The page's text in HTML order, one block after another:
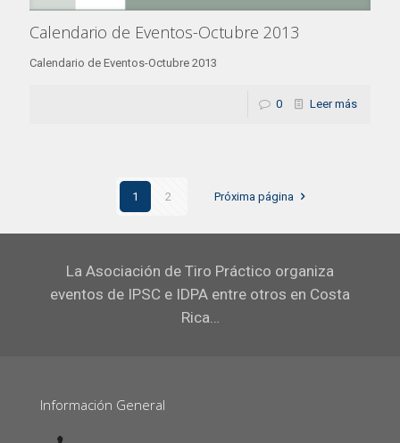
Calendario de Eventos-Octubre 2013
Calendario de Eventos-Octubre 2013
0 Leer más
1 2 Próxima página
La Asociación de Tiro Práctico organiza
eventos de IPSC e IDPA entre otros en Costa
Rica…
Información General